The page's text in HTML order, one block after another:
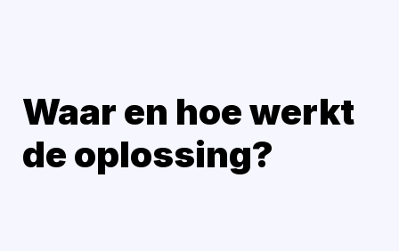
Waar en hoe werkt
de oplossing?